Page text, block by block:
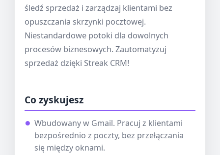
śledź sprzedaż i zarządzaj klientami bez
opuszczania skrzynki pocztowej.
Niestandardowe potoki dla dowolnych
procesów biznesowych. Zautomatyzuj
sprzedaż dzięki Streak CRM!
Co zyskujesz
Wbudowany w Gmail. Pracuj z klientami
bezpośrednio z poczty, bez przełączania
się między oknami.